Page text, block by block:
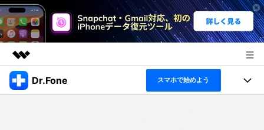
製品 Dr.Fone スマホで始めよう